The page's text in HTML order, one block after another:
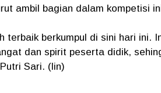
ambil bagian dalam kompetisi
terbaik berkumpul di sini hari ini.
dan spirit peserta didik,
Sari. (lin)